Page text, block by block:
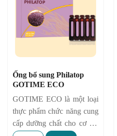
ngọt, kết hợp với vị đậm đà
ngọt mát và hương thơm
đặc trưng từ gạo tím thảo
dược mang đến người uống
cảm giác thư thái thoải mái,
mỏi, tinh thần sảng khoái
nó phù hợp cho mọi lứa
tuổi.
Ống bổ sung Philatop
GOTIME ECO
GOTIME ECO là một loại
thực phẩm chức năng cung
cấp dưỡng chất cho cơ thể